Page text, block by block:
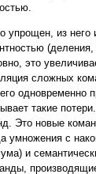
упрощен, из него
это
сложных
одновременно
такие
Это новые
умножения с
и